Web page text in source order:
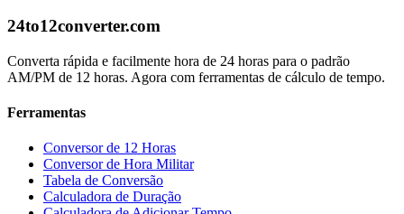
24to12converter.com
Converta rápida e facilmente hora de 24 horas para o padrão
AM/PM de 12 horas. Agora com ferramentas de cálculo de tempo.
Ferramentas
Conversor de 12 Horas
Conversor de Hora Militar
Tabela de Conversão
Calculadora de Duração